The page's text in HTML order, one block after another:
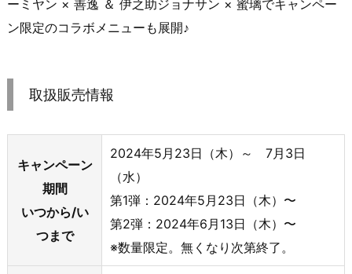
ーミヤン × 善逸 ＆ 伊之助ジョナサン × 蜜璃でキャンペー
ン限定のコラボメニューも展開♪
取扱販売情報
キャンペーン
期間
いつから/い
つまで
2024年5月23日（木）～ 7月3日
（水）
第1弾：2024年5月23日（木）〜
第2弾：2024年6月13日（木）〜
※数量限定。無くなり次第終了。